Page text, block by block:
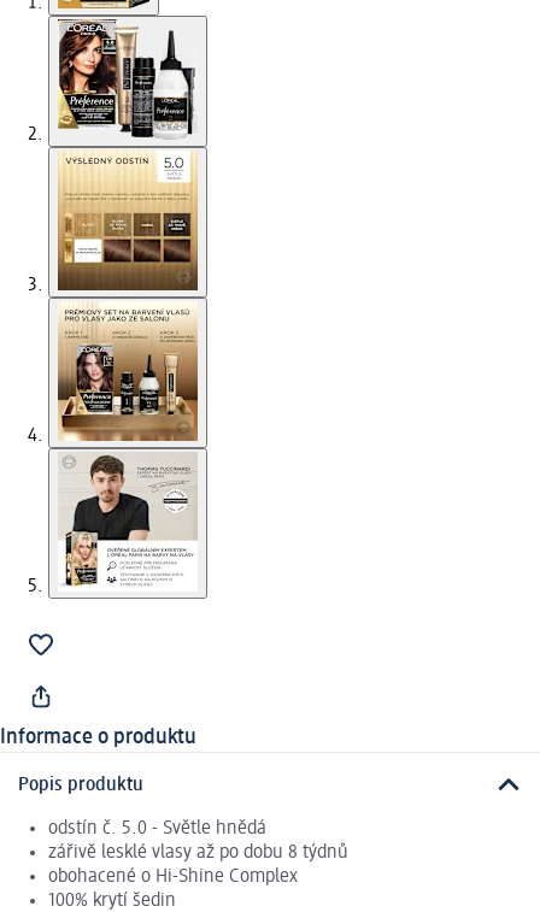
Informace o produktu
Popis produktu
odstín č. 5.0 - Světle hnědá
zářivě lesklé vlasy až po dobu 8 týdnů
obohacené o Hi-Shine Complex
100% krytí šedin